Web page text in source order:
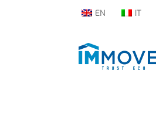
EN IT